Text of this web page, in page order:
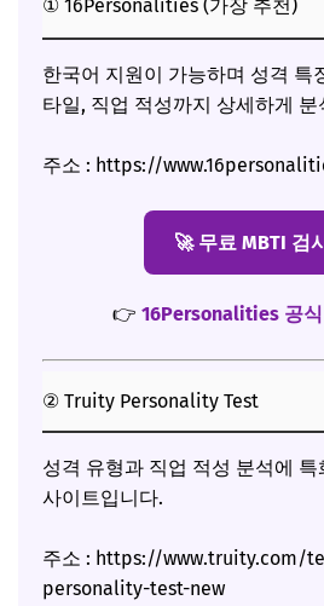
① 16Personalities (가장 추천)
한국어 지원이 가능하며 성격 특
타일, 직업 적성까지 상세하게 분
주소 : https://
🚀 무료 MBTI 검
👉 16Personalities 공
② Truity Personality Test
성격 유형과 직업 적성 분석에
사이트입니다.
주소 : https://www.truity.com/
personality-test-new